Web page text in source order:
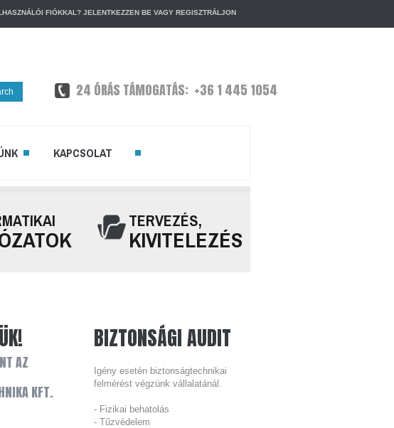
FIÓKKAL? JELENTKEZZEN BE VAGY REGISZTRÁLJON
24 ÓRÁS TÁMOGATÁS: +36 1 445 1054
KAPCSOLAT
TERVEZÉS,
KIVITELEZÉS
AZ
KFT.
BIZTONSÁGIAUDIT
Igény esetén biztonságtechnikai
felmérést végzünk vállalatánál.
- Fizikai behatolás
- Tűzvédelem